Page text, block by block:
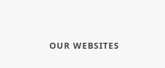
OUR WEBSITES